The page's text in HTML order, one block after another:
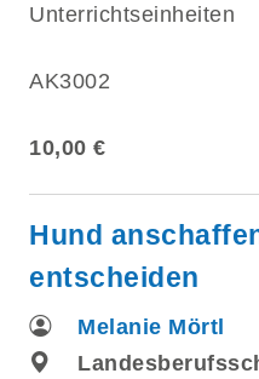
Unterrichtseinheiten
AK3002
10,00 €
Hund
entscheiden
Melanie Mörtl